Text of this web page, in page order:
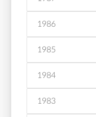
1986
1985
1984
1983